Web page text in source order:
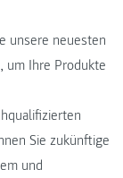
unsere neuesten
um Ihre Produkte
Sie zukünftige
und